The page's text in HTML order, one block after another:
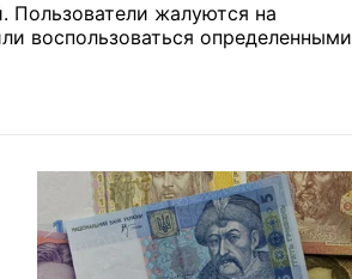
жалуются на
воспользоваться определенными